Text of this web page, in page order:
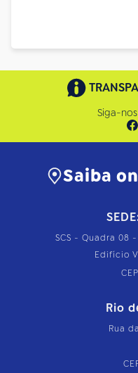
Siga-
Saiba
SCS - Quadra 08
Edifício
Rio
Rua